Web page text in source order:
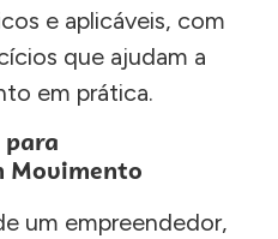
e aplicáveis, com
que ajudam a
em prática.
para
Movimento
um empreendedor,